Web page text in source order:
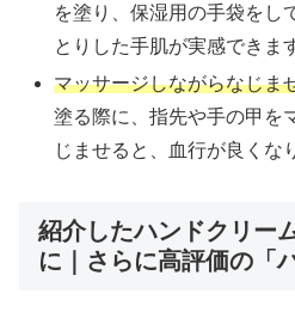
を塗り、保湿用の手袋をし
とりした手肌が実感できま
マッサージしながらなじま
塗る際に、指先や手の甲を
じませると、血行が良くな
紹介したハンドクリー
に｜さらに高評価の「